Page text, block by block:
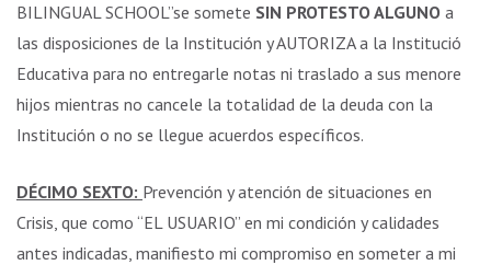
BILINGUAL SCHOOL”se somete SIN PROTESTO ALGUNO a
las disposiciones de la Institución y AUTORIZA a la Institución
Educativa para no entregarle notas ni traslado a sus menores
hijos mientras no cancele la totalidad de la deuda con la
Institución o no se llegue acuerdos específicos.
DÉCIMO SEXTO: Prevención y atención de situaciones en
Crisis, que como “EL USUARIO” en mi condición y calidades
antes indicadas, manifiesto mi compromiso en someter a mi